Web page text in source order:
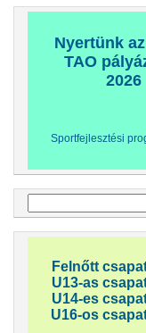
Nyertünk
TAO
2026
Sportfejlesztési
Felnőtt
U13-as
U14-es
U16-os